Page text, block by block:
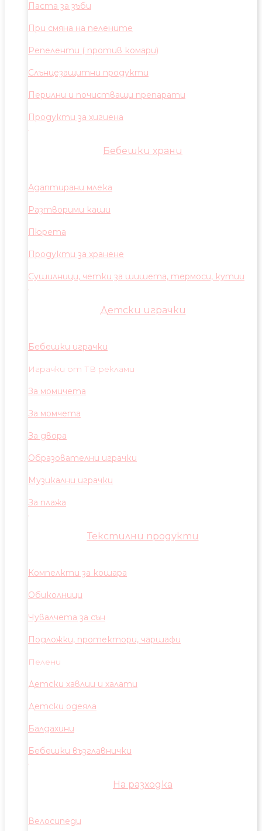
Паста за зъби
При смяна на пелените
Репеленти ( против комари)
Слънцезащитни продукти
Перилни и почистващи препарати
Продукти за хигиена
Бебешки храни
Адаптирани млека
Разтворими каши
Пюрета
Продукти за хранене
Сушилници, четки за шишета, термоси, кутии
Детски играчки
Бебешки играчки
Играчки от ТВ реклами
За момичета
За момчета
За двора
Образователни играчки
Музикални играчки
За плажа
Текстилни продукти
Компелкти за кошара
Обиколници
Чувалчета за сън
Подложки, протектори, чаршафи
Пелени
Детски хавлии и халати
Детски одеяла
Балдахини
Бебешки възглавнички
На разходка
Велосипеди